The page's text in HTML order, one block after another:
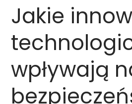
Jakie
wpływają